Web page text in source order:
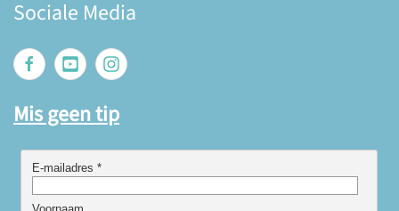
Sociale Media
Mis geen tip